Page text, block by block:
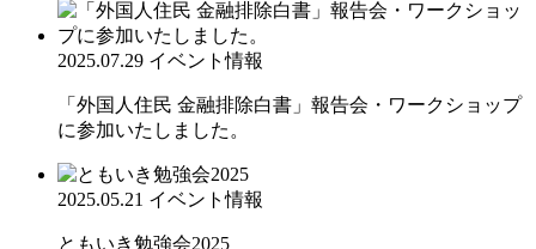
2025.07.29 イベント情報
「外国人住民 金融排除白書」報告会・ワークショップ
に参加いたしました。
2025.05.21 イベント情報
ともいき勉強会2025